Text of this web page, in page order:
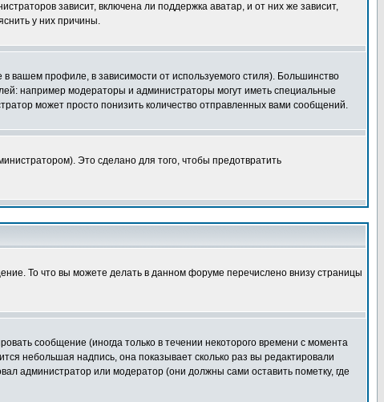
зависит, включена ли поддержка аватар, и от них же зависит,
у них причины.
профиле, в зависимости от используемого стиля). Большинство
например модераторы и администраторы могут иметь специальные
может просто понизить количество отправленных вами сообщений.
Это сделано для того, чтобы предотвратить
То что вы можете делать в данном форуме перечислено внизу страницы
сообщение (иногда только в течении некоторого времени с момента
небольшая надпись, она показывает сколько раз вы редактировали
администратор или модератор (они должны сами оставить пометку, где